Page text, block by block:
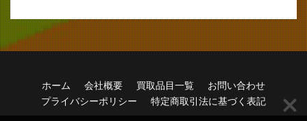
ホーム 会社概要 買取品目一覧
お問い合わせ
プライバシーポリシー
特定商取引法に基づく表記